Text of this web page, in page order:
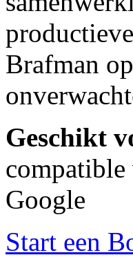
Brafman
Geschikt
compatible
Google
Start een